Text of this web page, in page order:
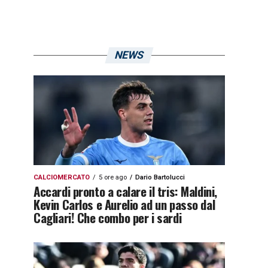
NEWS
CALCIOMERCATO 5 ore ago Dario Bartolucci
Accardi pronto a calare il tris: Maldini,
Kevin Carlos e Aurelio ad un passo dal
Cagliari! Che combo per i sardi